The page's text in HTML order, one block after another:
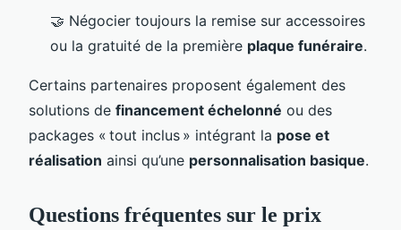
🤝 Négocier toujours la remise sur accessoires
ou la gratuité de la première plaque funéraire.
Certains partenaires proposent également des
solutions de financement échelonné ou des
packages « tout inclus » intégrant la pose et
réalisation ainsi qu’une personnalisation basique.
Questions fréquentes sur le prix